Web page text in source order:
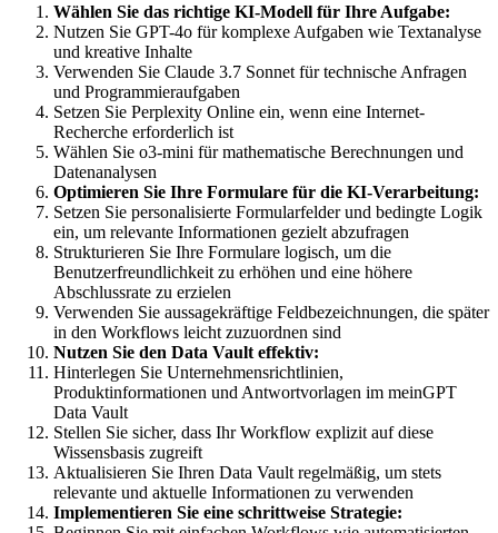
Wählen Sie das richtige KI-Modell für Ihre Aufgabe:
Nutzen Sie GPT-4o für komplexe Aufgaben wie Textanalyse
und kreative Inhalte
Verwenden Sie Claude 3.7 Sonnet für technische Anfragen
und Programmieraufgaben
Setzen Sie Perplexity Online ein, wenn eine Internet-
Recherche erforderlich ist
Wählen Sie o3-mini für mathematische Berechnungen und
Datenanalysen
Optimieren Sie Ihre Formulare für die KI-Verarbeitung:
Setzen Sie personalisierte Formularfelder und bedingte Logik
ein, um relevante Informationen gezielt abzufragen
Strukturieren Sie Ihre Formulare logisch, um die
Benutzerfreundlichkeit zu erhöhen und eine höhere
Abschlussrate zu erzielen
Verwenden Sie aussagekräftige Feldbezeichnungen, die später
in den Workflows leicht zuzuordnen sind
Nutzen Sie den Data Vault effektiv:
Hinterlegen Sie Unternehmensrichtlinien,
Produktinformationen und Antwortvorlagen im meinGPT
Data Vault
Stellen Sie sicher, dass Ihr Workflow explizit auf diese
Wissensbasis zugreift
Aktualisieren Sie Ihren Data Vault regelmäßig, um stets
relevante und aktuelle Informationen zu verwenden
Implementieren Sie eine schrittweise Strategie: